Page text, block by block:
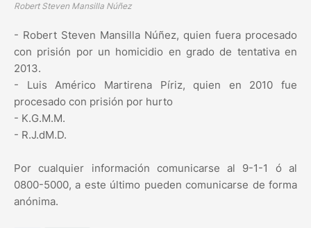
Robert Steven Mansilla Núñez
- Robert Steven Mansilla Núñez, quien fuera procesado
con prisión por un homicidio en grado de tentativa en
2013.
- Luis Américo Martirena Píriz, quien en 2010 fue
procesado con prisión por hurto
- K.G.M.M.
- R.J.dM.D.
Por cualquier información comunicarse al 9-1-1 ó al
0800-5000, a este último pueden comunicarse de forma
anónima.